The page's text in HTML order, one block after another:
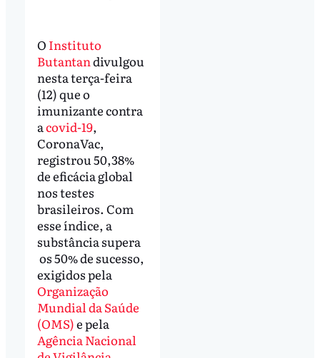
O Instituto
Butantandivulgou
nesta terça-feira
(12) que o
imunizante contra
acovid-19,
CoronaVac,
registrou 50,38%
de eficácia global
nos testes
brasileiros. Com
esse índice, a
substância supera
os 50% de sucesso,
exigidos pela
Organização
Mundial da Saúde
(OMS)e pela
Agência Nacional